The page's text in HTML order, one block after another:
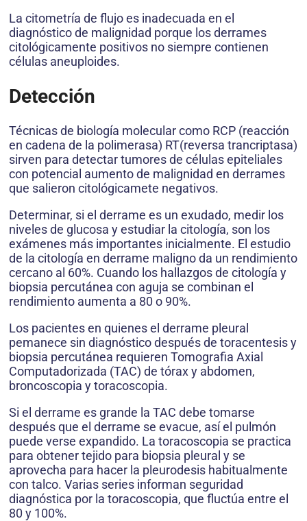
La citometría de flujo es inadecuada en el
diagnóstico de malignidad porque los derrames
citológicamente positivos no siempre contienen
células aneuploides.
Detección
Técnicas de biología molecular como RCP (reacción
en cadena de la polimerasa) RT(reversa trancriptasa)
sirven para detectar tumores de células epiteliales
con potencial aumento de malignidad en derrames
que salieron citológicamete negativos.
Determinar, si el derrame es un exudado, medir los
niveles de glucosa y estudiar la citología, son los
exámenes más importantes inicialmente. El estudio
de la citología en derrame maligno da un rendimiento
cercano al 60%. Cuando los hallazgos de citología y
biopsia percutánea con aguja se combinan el
rendimiento aumenta a 80 o 90%.
Los pacientes en quienes el derrame pleural
pemanece sin diagnóstico después de toracentesis y
biopsia percutánea requieren Tomografia Axial
Computadorizada (TAC) de tórax y abdomen,
broncoscopia y toracoscopia.
Si el derrame es grande la TAC debe tomarse
después que el derrame se evacue, así el pulmón
puede verse expandido. La toracoscopia se practica
para obtener tejido para biopsia pleural y se
aprovecha para hacer la pleurodesis habitualmente
con talco. Varias series informan seguridad
diagnóstica por la toracoscopia, que fluctúa entre el
80 y 100%.